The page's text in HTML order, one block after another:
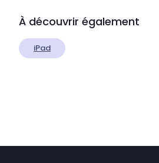
À découvrir également
iPad